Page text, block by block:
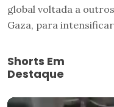
global voltada a
Gaza, para
Shorts Em
Destaque